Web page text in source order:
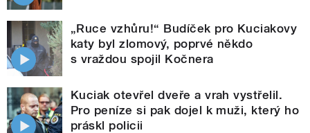
„Ruce vzhůru!“ Budíček pro Kuciakovy
katy byl zlomový, poprvé někdo
s vraždou spojil Kočnera
Kuciak otevřel dveře a vrah vystřelil.
Pro peníze si pak dojel k muži, který ho
práskl policii